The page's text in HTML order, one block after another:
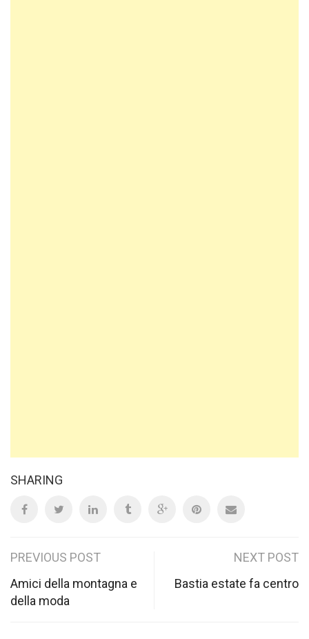
SHARING
Post
navigation
PREVIOUS POST
Amici della montagna e
della moda
NEXT POST
Bastia estate fa centro